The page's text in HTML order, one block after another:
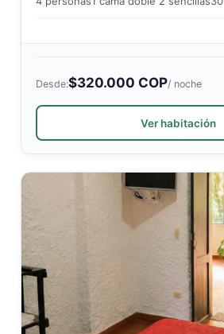
Desde:$320.000 COP/ noche
Ver habitación